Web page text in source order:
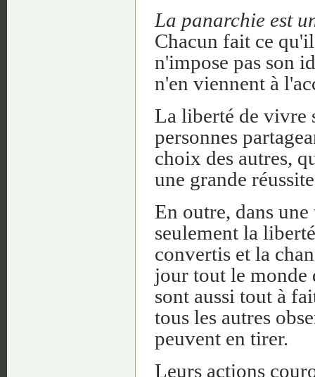
La panarchie est
Chacun fait ce
n'impose pas son
n'en viennent à
La liberté de vivre
personnes
choix des autres,
une grande
En outre, dans
seulement la
convertis et la
jour tout le monde
sont aussi tout à
tous les autres
peuvent en tirer.
Leurs actions